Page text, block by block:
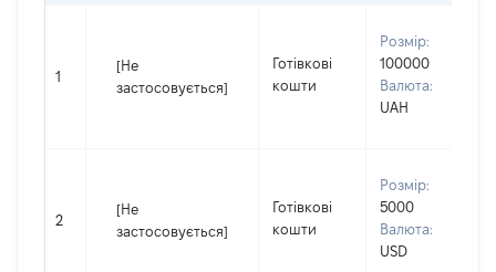
1
[Не
застосовується]
Готівкові
кошти
Розмір:
100000
Валюта:
UAH
2
[Не
застосовується]
Готівкові
кошти
Розмір:
5000
Валюта:
USD